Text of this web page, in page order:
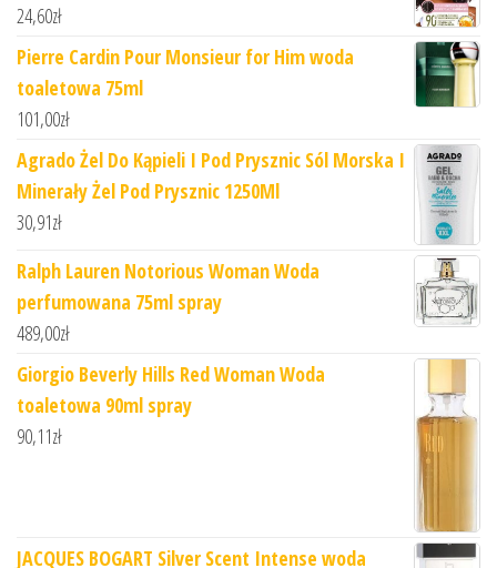
24,60zł
Pierre Cardin Pour Monsieur for Him woda
toaletowa 75ml
101,00zł
Agrado Żel Do Kąpieli I Pod Prysznic Sól Morska I
Minerały Żel Pod Prysznic 1250Ml
30,91zł
Ralph Lauren Notorious Woman Woda
perfumowana 75ml spray
489,00zł
Giorgio Beverly Hills Red Woman Woda
toaletowa 90ml spray
90,11zł
JACQUES BOGART Silver Scent Intense woda